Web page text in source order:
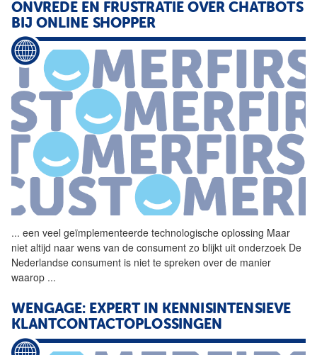
ONVREDE EN FRUSTRATIE OVER CHATBOTS
BIJ ONLINE SHOPPER
... een veel geïmplementeerde technologische oplossing Maar
niet altijd naar wens van de consument zo blijkt uit onderzoek De
Nederlandse consument is niet te spreken over de manier
waarop ...
WENGAGE: EXPERT IN KENNISINTENSIEVE
KLANTCONTACTOPLOSSINGEN